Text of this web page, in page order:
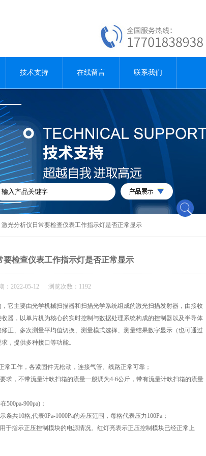
技术支持 在线留言 联系我们
激光分析仪日常要检查仪表工作指示灯是否正常显示
要检查仪表工作指示灯是否正常显示
：2022-05-12 浏览次数：1192
它主要由光学机械扫描器和扫描光学系统组成的激光扫描发射器，由接收
器，以单片机为核心的实时控制与数据处理系统构成的控制器以及半导体
正、多次测量平均值切换、测量模式选择、测量结果数字显示（也可通过
，提供多种接口等功能。
工作，各紧固件无松动，连接气管、线路正常可靠；
，不带流量计吹扫箱的流量一般调为4-6公斤，带有流量计吹扫箱的流量
900pa)：
10格,代表0Pa-1000Pa的差压范围，每格代表压力100Pa；
指示正压控制模块的电源情况。红灯亮表示正压控制模块已经正常上